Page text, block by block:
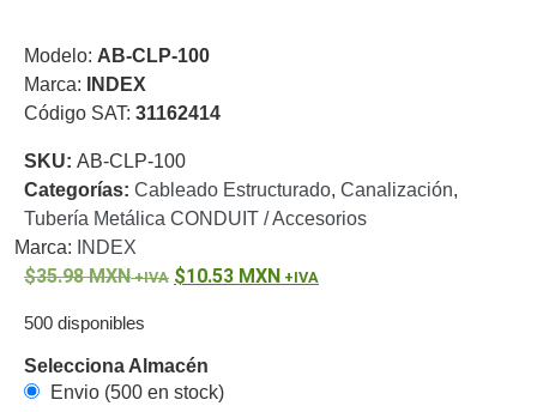
HDMI,
VGA,
DVILentesMicrófonos
para
CámarasPartes
o
Refacciones
de
VideoTransceptores
Cables y
Conectores
Modelo: AB-CLP-100
Marca:
INDEX
Código SAT: 31162414
SKU: AB-CLP-100
Categorías: Cableado Estructurado, Canalización,
Tubería Metálica CONDUIT / Accesorios
Marca:
INDEX
35.98MXN 10.53 MXN
500 disponibles
Selecciona Almacén
Envio (500 en stock)